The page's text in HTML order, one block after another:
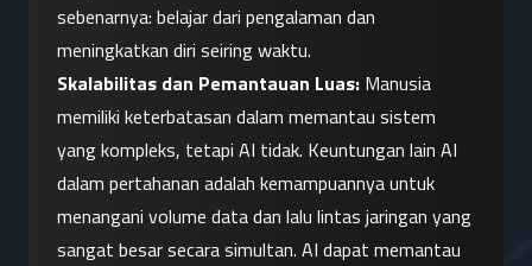
sebenarnya: belajar dari pengalaman dan
meningkatkan diri seiring waktu.
Skalabilitas dan Pemantauan Luas: Manusia
memiliki keterbatasan dalam memantau sistem
yang kompleks, tetapi AI tidak. Keuntungan lain AI
dalam pertahanan adalah kemampuannya untuk
menangani volume data dan lalu lintas jaringan yang
sangat besar secara simultan. AI dapat memantau